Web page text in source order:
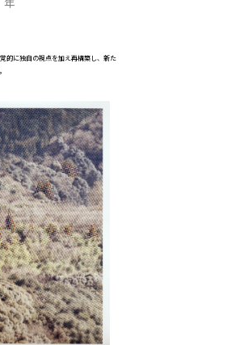
的に独自の視点を加え再構築し、新た